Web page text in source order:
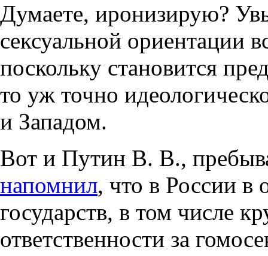
Думаете, иронизирую?
сексуальной ориентации
поскольку становится
то уж точно
и Западом.
Вот и Путин В. В.,
напомнил, что в России в
государств, в том числе
ответственности за